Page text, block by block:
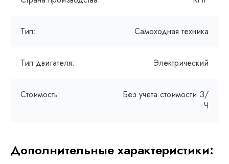
Тип: Самоходная техника
Тип двигателя: Электрический
Стоимость:
Без учета стоимости З/
Ч
Дополнительные характеристики: